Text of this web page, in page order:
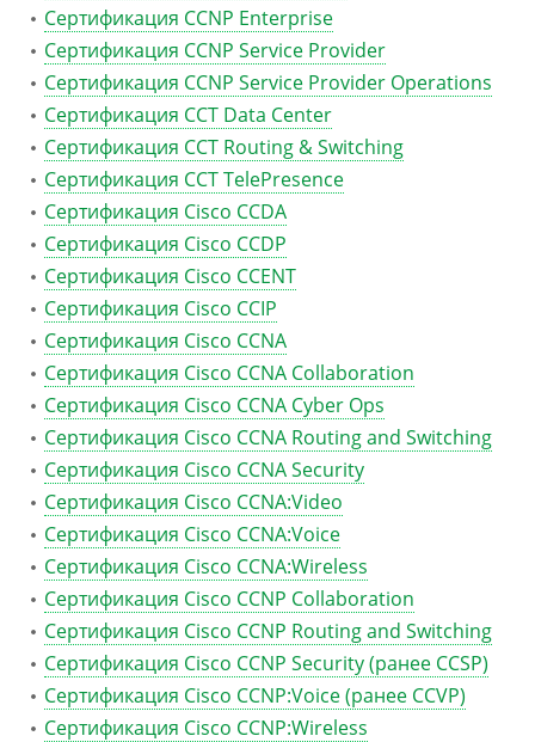
Сертификация CCNP Enterprise
Сертификация CCNP Service Provider
Сертификация CCNP Service Provider Operations
Сертификация CCT Data Center
Сертификация CCT Routing & Switching
Сертификация CCT TelePresence
Сертификация Cisco CCDA
Сертификация Cisco CCDP
Сертификация Cisco CCENT
Сертификация Cisco CCIP
Сертификация Cisco CCNA
Сертификация Cisco CCNA Collaboration
Сертификация Cisco CCNA Cyber Ops
Сертификация Cisco CCNA Routing and Switching
Сертификация Cisco CCNA Security
Сертификация Cisco CCNA:Video
Сертификация Cisco CCNA:Voice
Сертификация Cisco CCNA:Wireless
Сертификация Cisco CCNP Collaboration
Сертификация Cisco CCNP Routing and Switching
Сертификация Cisco CCNP Security (ранее CCSP)
Сертификация Cisco CCNP:Voice (ранее CCVP)
Сертификация Cisco CCNP:Wireless